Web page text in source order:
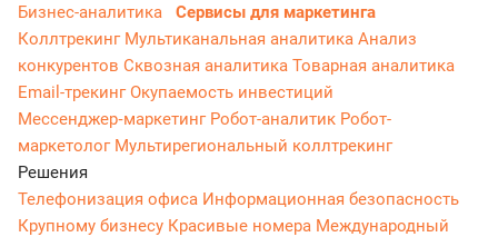
Бизнес-аналитика
Сервисы для маркетинга
Коллтрекинг Мультиканальная аналитика Анализ
конкурентов Сквозная аналитика Товарная аналитика
Email-трекингОкупаемость инвестиций
Мессенджер‑маркетинг Робот-аналитик Робот-
маркетолог Мультирегиональный коллтрекинг
Решения
Телефонизация офиса Информационная безопасность
Крупному бизнесу Красивые номера Международный